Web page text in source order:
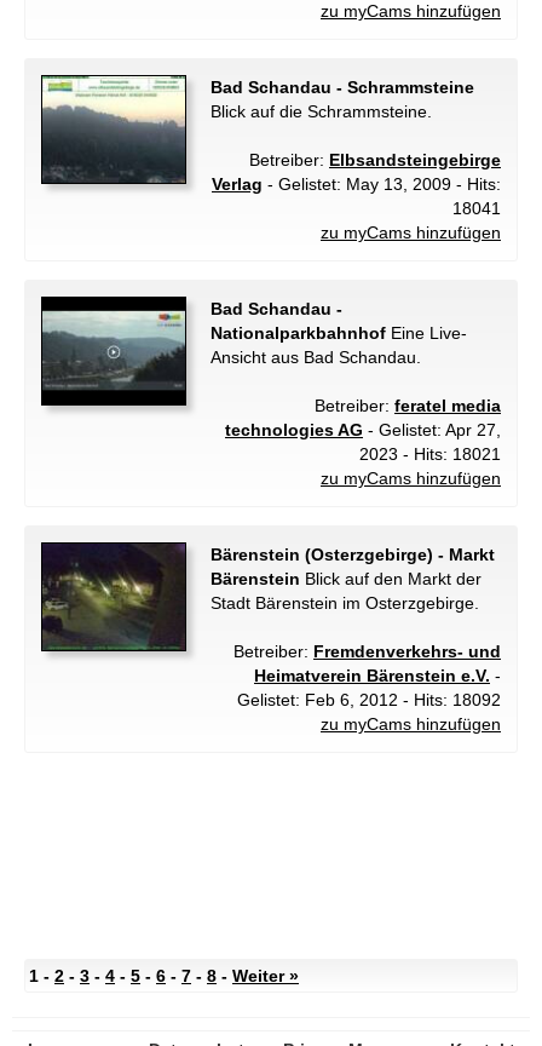
zu myCams hinzufügen
Bad Schandau - Schrammsteine
Blick auf die Schrammsteine.
Betreiber: Elbsandsteingebirge
Verlag - Gelistet: May 13, 2009 - Hits:
18041
zu myCams hinzufügen
Bad Schandau -
Nationalparkbahnhof Eine Live-
Ansicht aus Bad Schandau.
Betreiber: feratel media
technologies AG - Gelistet: Apr 27,
2023 - Hits: 18021
zu myCams hinzufügen
Bärenstein (Osterzgebirge) - Markt
Bärenstein Blick auf den Markt der
Stadt Bärenstein im Osterzgebirge.
Betreiber: Fremdenverkehrs- und
Heimatverein Bärenstein e.V. -
Gelistet: Feb 6, 2012 - Hits: 18092
zu myCams hinzufügen
1 - 2 - 3 - 4 - 5 - 6 - 7 - 8 - Weiter »